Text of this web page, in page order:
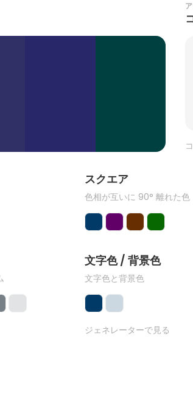
スクエア
色相が互いに 90° 離れた色
文字色 / 背景色
文字色と背景色
ジェネレーターで見る